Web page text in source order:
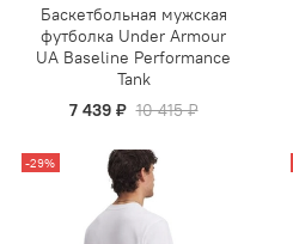
Баскетбольная мужская
футболка Under Armour
UA Baseline Performance
Tank
7 439 ₽ 10 415 ₽
-29%